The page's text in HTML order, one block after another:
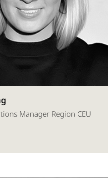
Manager Region CEU